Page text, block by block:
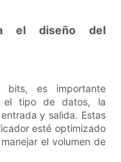
el diseño del
es importante
el tipo de datos, la
y salida. Estas
esté optimizado
el volumen de